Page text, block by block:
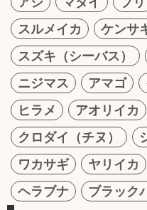
スルメイカ
ケンサ
スズキ（シーバス）
ニジマス
アマゴ
ヒラメ
アオリイカ
クロダイ（チヌ）
ワカサギ
ヤリイカ
ヘラブナ
ブラック